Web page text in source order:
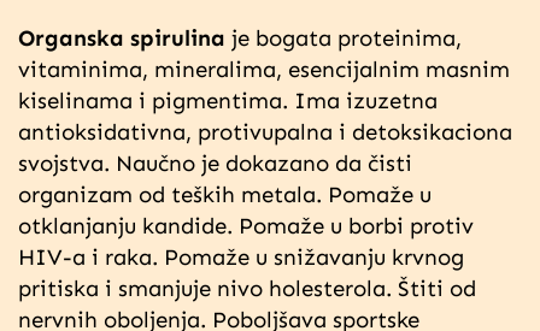
Organska spirulina je bogata proteinima,
vitaminima, mineralima, esencijalnim masnim
kiselinama i pigmentima. Ima izuzetna
antioksidativna, protivupalna i detoksikaciona
svojstva. Naučno je dokazano da čisti
organizam od teških metala. Pomaže u
otklanjanju kandide. Pomaže u borbi protiv
HIV-a i raka. Pomaže u snižavanju krvnog
pritiska i smanjuje nivo holesterola. Štiti od
nervnih oboljenja. Poboljšava sportske